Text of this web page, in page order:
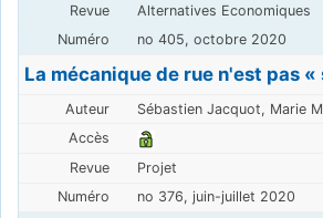
Alternatives Economiques
no 405, octobre 2020
La mécanique de rue n'est pas «
Sébastien Jacquot, Marie
Projet
no 376, juin-juillet 2020